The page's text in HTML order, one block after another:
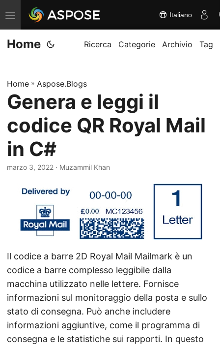
A
t
t
a
/
i
s
a
t
a
a
Italiano
Home Ricerca Categorie Archivio Tag
Home » Aspose.Blogs
Genera e leggi il
codice QR Royal Mail
in C#
marzo 3, 2022 · Muzammil Khan
Il codice a barre 2D Royal Mail Mailmark è un
codice a barre complesso leggibile dalla
macchina utilizzato nelle lettere. Fornisce
informazioni sul monitoraggio della posta e sullo
stato di consegna. Può anche includere
informazioni aggiuntive, come il programma di
consegna e le statistiche sui rapporti. In questo